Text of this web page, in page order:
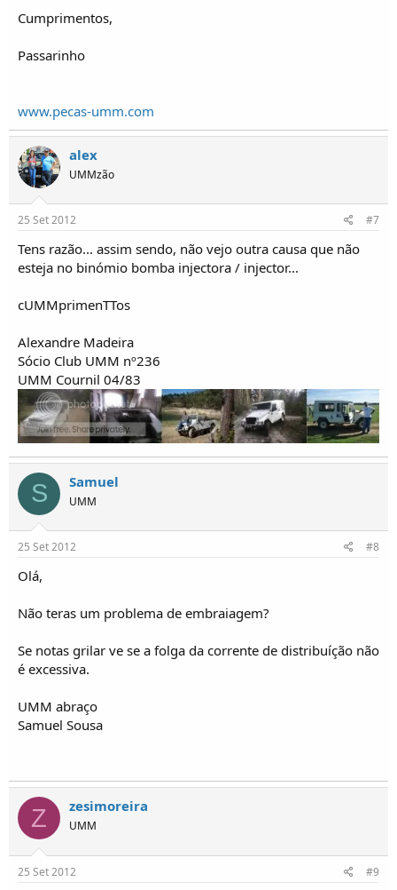
Cumprimentos,
Passarinho
www.pecas-umm.com
alex
UMMzão
25 Set 2012 #7
Tens razão... assim sendo, não vejo outra causa que não
esteja no binómio bomba injectora / injector...
cUMMprimenTTos
Alexandre Madeira
Sócio Club UMM nº236
UMM Cournil 04/83
S Samuel
UMM
25 Set 2012 #8
Olá,
Não teras um problema de embraiagem?
Se notas grilar ve se a folga da corrente de distribuíção não
é excessiva.
UMM abraço
Samuel Sousa
Z zesimoreira
UMM
25 Set 2012 #9